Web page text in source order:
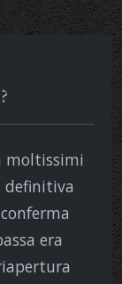
moltissimi
definitiva
era